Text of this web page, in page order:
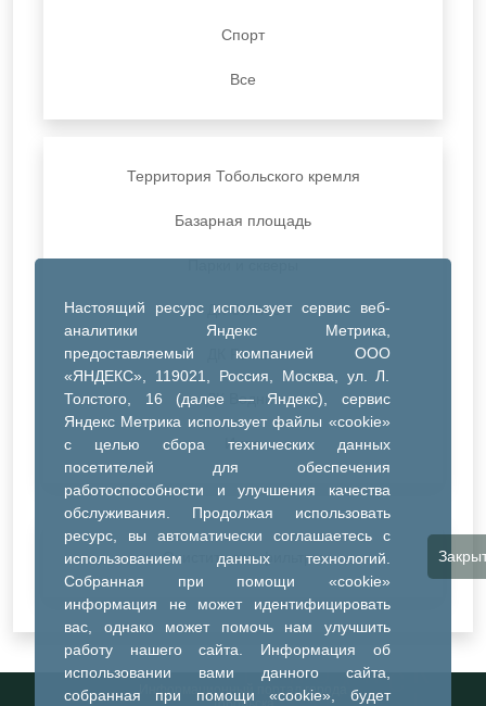
Настоящий ресурс использует сервис веб-
аналитики Яндекс Метрика,
предоставляемый компанией ООО
«ЯНДЕКС», 119021, Россия, Москва, ул. Л.
Толстого, 16 (далее — Яндекс), сервис
Яндекс Метрика использует файлы «cookie»
с целью сбора технических данных
посетителей для обеспечения
работоспособности и улучшения качества
обслуживания. Продолжая использовать
ресурс, вы автоматически соглашаетесь с
использованием данных технологий.
Собранная при помощи «cookie»
информация не может идентифицировать
вас, однако может помочь нам улучшить
работу нашего сайта. Информация об
использовании вами данного сайта,
собранная при помощи «cookie», будет
Спорт
Все
Территория Тобольского кремля
Базарная площадь
ДК Синтез
ДК Речник
ДК Водник
Иное
Очистить все фильтры
Информационный портал города